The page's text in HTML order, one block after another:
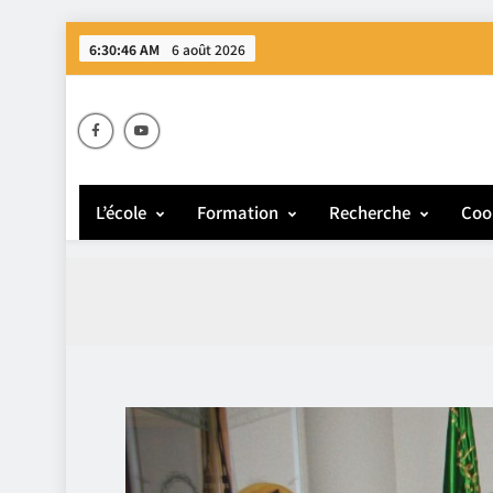
6:30:47 AM 6 août 2026
L’école Formation Recherche